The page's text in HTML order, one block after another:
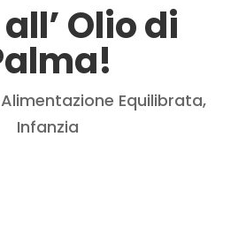
Olio di
Alimentazione Equilibrata,
Infanzia